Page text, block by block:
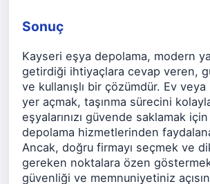
Sonuç
Kayseri eşya depolama, modern
getirdiği ihtiyaçlara cevap veren,
ve kullanışlı bir çözümdür. Ev
yer açmak, taşınma sürecini
eşyalarınızı güvende saklamak
depolama hizmetlerinden
Ancak, doğru firmayı seçmek ve
gereken noktalara özen göstermek,
güvenliği ve memnuniyetiniz